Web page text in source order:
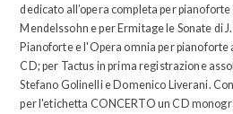
dedicato all’opera completa per
Mendelssohn e per Ermitage le Sonate di
Pianoforte e l'Opera omnia per
CD; per Tactus in prima registrazione
Stefano Golinelli e Domenico Liverani.
per l'etichetta CONCERTO un CD